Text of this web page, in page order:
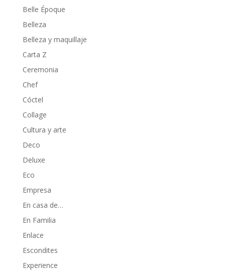
Belle Époque
Belleza
Belleza y maquillaje
Carta Z
Ceremonia
Chef
Cóctel
Collage
Cultura y arte
Deco
Deluxe
Eco
Empresa
En casa de…
En Familia
Enlace
Escondites
Experience